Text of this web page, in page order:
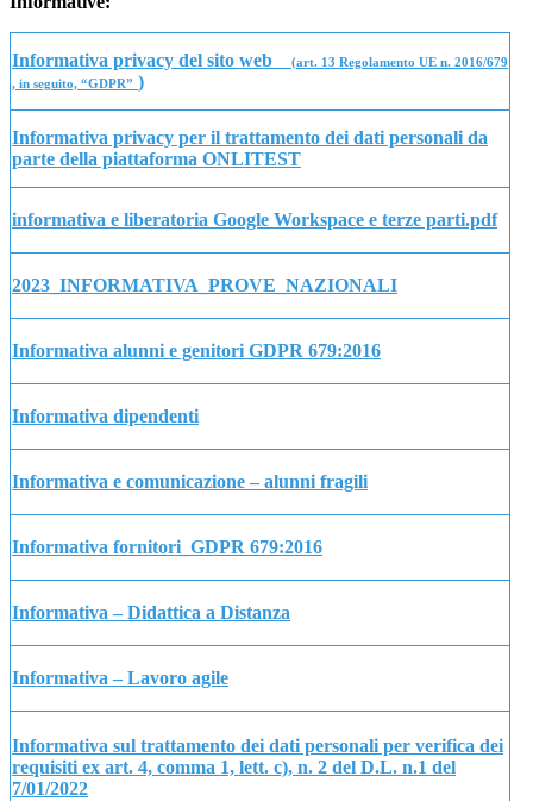
Informativa privacy del sito web
(art. 13 Regolamento UE n. 2016/679
, in seguito, “GDPR” )
Informativa privacy per il trattamento dei dati personali da
parte della piattaforma ONLITEST
informativa e liberatoria Google Workspace e terze parti.pdf
2023_INFORMATIVA_PROVE_NAZIONALI
Informativa alunni e genitori GDPR 679:2016
Informativa dipendenti
Informativa e comunicazione – alunni fragili
Informativa fornitori_GDPR 679:2016
Informativa – Didattica a Distanza
Informativa – Lavoro agile
Informativa sul trattamento dei dati personali per verifica dei
requisiti ex art. 4, comma 1, lett. c), n. 2 del D.L. n.1 del
7/01/2022